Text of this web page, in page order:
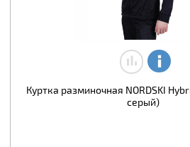
Куртка разминочная NORDSKI
серый)